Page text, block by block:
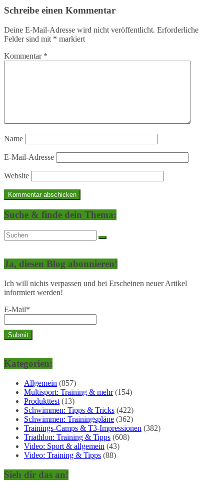
Schreibe einen Kommentar
Deine E-Mail-Adresse wird nicht veröffentlicht. Erforderliche
Felder sind mit * markiert
Kommentar *
Name
E-Mail-Adresse
Website
Suche & finde dein Thema:
Ja, diesen Blog abonnieren!
Ich will nichts verpassen und bei Erscheinen neuer Artikel
informiert werden!
E-Mail*
Kategorien:
Allgemein (857)
Multisport: Training & mehr(154)
Produkttest (13)
Schwimmen: Tipps & Tricks (422)
Schwimmen: Trainingspläne (362)
Trainings-Camps & T3-Impressionen (382)
Triathlon: Training & Tipps (608)
Video: Sport & allgemein (43)
Video: Training & Tipps (88)
Sieh dir das an!